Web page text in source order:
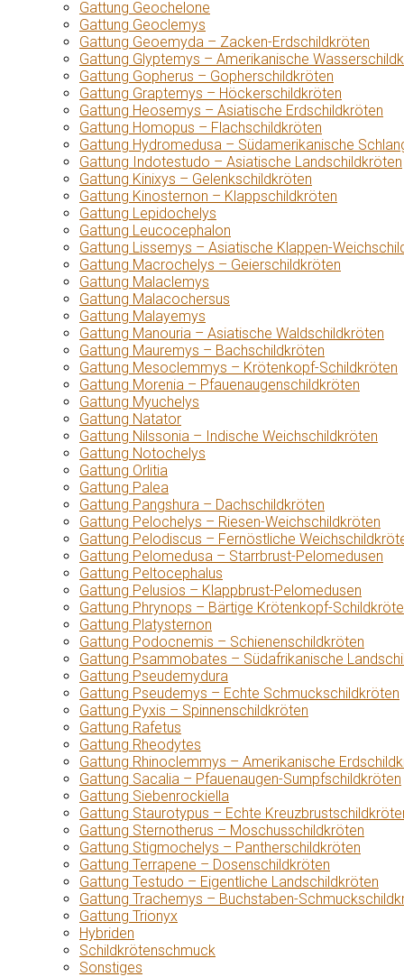
Gattung Geochelone
Gattung Geoclemys
Gattung Geoemyda – Zacken-Erdschildkröten
Gattung Glyptemys – Amerikanische
Gattung Gopherus – Gopherschildkröten
Gattung Graptemys – Höckerschildkröten
Gattung Heosemys – Asiatische Erdschildkröten
Gattung Homopus – Flachschildkröten
Gattung Hydromedusa – Südamerikanische
Gattung Indotestudo – Asiatische Landschildkröten
Gattung Kinixys – Gelenkschildkröten
Gattung Kinosternon – Klappschildkröten
Gattung Lepidochelys
Gattung Leucocephalon
Gattung Lissemys – Asiatische Klappen-
Gattung Macrochelys – Geierschildkröten
Gattung Malaclemys
Gattung Malacochersus
Gattung Malayemys
Gattung Manouria – Asiatische Waldschildkröten
Gattung Mauremys – Bachschildkröten
Gattung Mesoclemmys – Krötenkopf-Schildkröten
Gattung Morenia – Pfauenaugenschildkröten
Gattung Myuchelys
Gattung Natator
Gattung Nilssonia – Indische Weichschildkröten
Gattung Notochelys
Gattung Orlitia
Gattung Palea
Gattung Pangshura – Dachschildkröten
Gattung Pelochelys – Riesen-Weichschildkröten
Gattung Pelodiscus – Fernöstliche
Gattung Pelomedusa – Starrbrust-Pelomedusen
Gattung Peltocephalus
Gattung Pelusios – Klappbrust-Pelomedusen
Gattung Phrynops – Bärtige Krötenkopf-
Gattung Platysternon
Gattung Podocnemis – Schienenschildkröten
Gattung Psammobates – Südafrikanische
Gattung Pseudemydura
Gattung Pseudemys – Echte Schmuckschildkröten
Gattung Pyxis – Spinnenschildkröten
Gattung Rafetus
Gattung Rheodytes
Gattung Rhinoclemmys – Amerikanische
Gattung Sacalia – Pfauenaugen-Sumpfschildkröten
Gattung Siebenrockiella
Gattung Staurotypus – Echte
Gattung Sternotherus – Moschusschildkröten
Gattung Stigmochelys – Pantherschildkröten
Gattung Terrapene – Dosenschildkröten
Gattung Testudo – Eigentliche Landschildkröten
Gattung Trachemys – Buchstaben-
Gattung Trionyx
Hybriden
Schildkrötenschmuck
Sonstiges